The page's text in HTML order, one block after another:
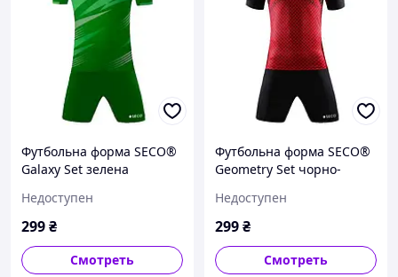
Футбольна форма SECO®
Galaxy Set зелена
Недоступен
299₴
Смотреть
Футбольна форма SECO®
Geometry Set чорно-
Недоступен
299₴
Смотреть